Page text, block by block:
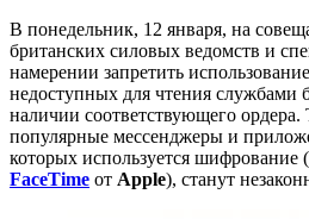
В понедельник, 12 января, на
британских силовых ведомств и
намерении запретить
недоступных для чтения службами
наличии соответствующего
популярные мессенджеры и
которых используется шифрование
FaceTime от Apple), станут